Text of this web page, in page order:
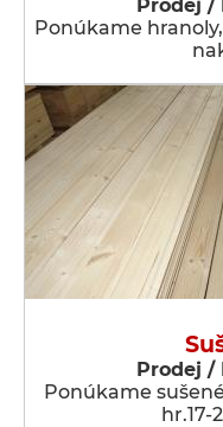
Prodej /
Ponúkame
Prodej /
Ponúkame
hr.17-